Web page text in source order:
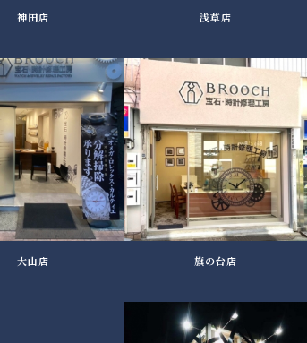
神田店 浅草店
大山店 旗の台店